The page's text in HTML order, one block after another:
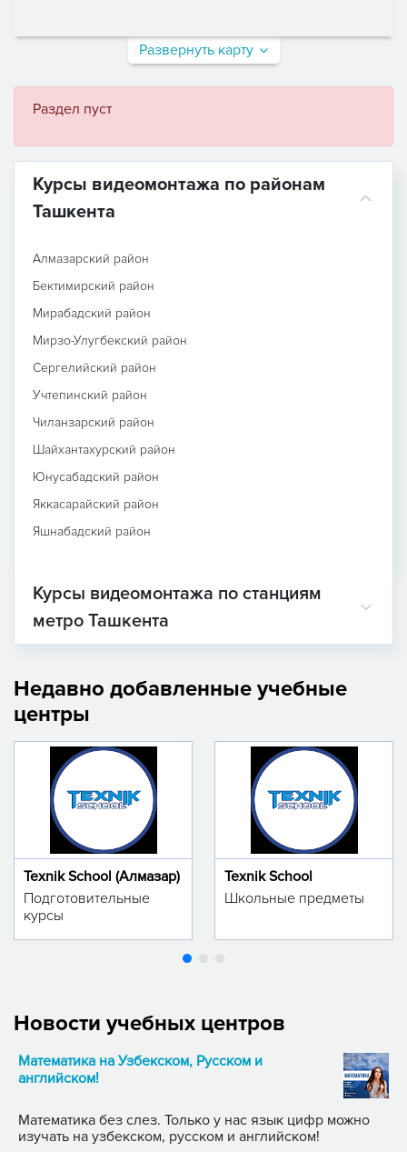
Развернуть карту
Раздел пуст
Курсы видеомонтажа по районам
Ташкента
Алмазарский район
Бектимирский район
Мирабадский район
Мирзо-Улугбекский район
Сергелийский район
Учтепинский район
Чиланзарский район
Шайхантахурский район
Юнусабадский район
Яккасарайский район
Яшнабадский район
Курсы видеомонтажа по станциям
метро Ташкента
Недавно добавленные учебные
центры
Texnik School (Алмазар)
Подготовительные
курсы
Texnik School
Школьные предметы
Новости учебных центров
Математика на Узбекском, Русском и
английском!
Математика без слез. Только у нас язык цифр можно
изучать на узбекском, русском и английском!